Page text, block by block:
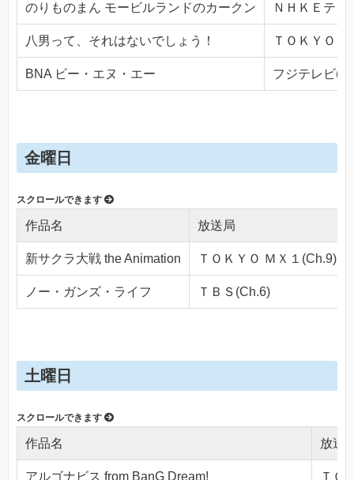
のりものまん モービルランドのカークン ＮＨＫＥテレ
八男って、それはないでしょう！ ＴＯＫＹＯ
BNA ビー・エヌ・エー フジテレビ
金曜日
作品名 放送局
新サクラ大戦 the Animation ＴＯＫＹＯ ＭＸ１(Ch.9)
ノー・ガンズ・ライフ ＴＢＳ(Ch.6)
土曜日
作品名 放送
アルゴナビス from BanG Dream! ＴＯ